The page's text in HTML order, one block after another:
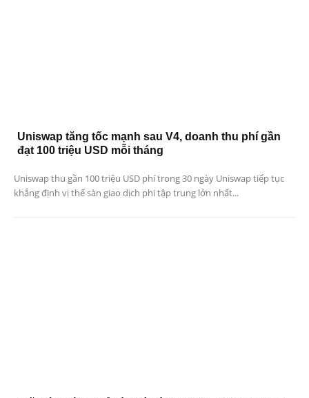
Uniswap tăng tốc mạnh sau V4, doanh thu phí gần
đạt 100 triệu USD mỗi tháng
Uniswap thu gần 100 triệu USD phí trong 30 ngày Uniswap tiếp tục
khẳng định vị thế sàn giao dịch phi tập trung lớn nhất...